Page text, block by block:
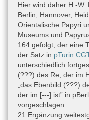
Hier wird daher H.-
Berlin, Hannover,
Orientalische Papyri
Museums und
164 gefolgt, der eine
der Satz in pTurin
unterschiedlich
(???) des Re, der im
„das Ebenbild (???)
der im [---] ist” in
vorgeschlagen.
21 Ergänzung